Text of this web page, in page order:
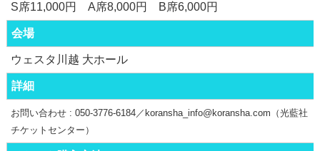
S席11,000円 A席8,000円 B席6,000円
会場
ウェスタ川越 大ホール
詳細
お問い合わせ : 050-3776-6184／koransha_info@koransha.com（光藍社
チケットセンター）